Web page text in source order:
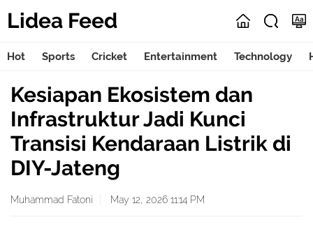
Lidea Feed
Hot Sports Cricket Entertainment Technology
Kesiapan Ekosistem dan
Infrastruktur Jadi Kunci
Transisi Kendaraan Listrik di
DIY-Jateng
Muhammad Fatoni May 12, 2026 11:14 PM